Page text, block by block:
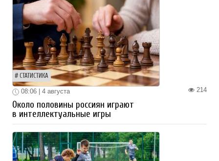
СТАТИСТИКА
214
08:06 | 4 августа
Около половины россиян играют
в интеллектуальные игры